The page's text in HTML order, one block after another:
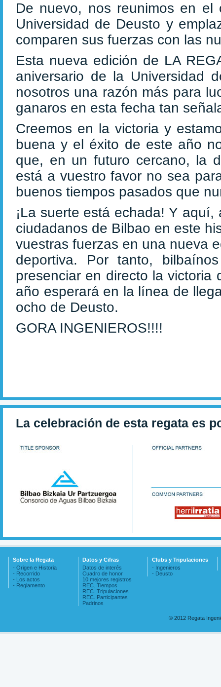
De nuevo, nos reunimos en
Universidad de Deusto y
comparen sus fuerzas con las
Esta nueva edición de LA
aniversario de la Universidad
nosotros una razón más para
ganaros en esta fecha tan
Creemos en la victoria y
buena y el éxito de este año
que, en un futuro cercano, la
está a vuestro favor no sea
buenos tiempos pasados que
¡La suerte está echada! Y
ciudadanos de Bilbao en este
vuestras fuerzas en una nueva
deportiva. Por tanto,
presenciar en directo la victoria
año esperará en la línea de
ocho de Deusto.
GORA INGENIEROS!!!!
La celebración de esta regata es
Sobre la Regata
- Origen e Historia
- Recorrido
- Los actos
- Reglamento
Datos y Cifras
Datos de interés
Cuadro de honor
10 mejores registros
REC. Tiempos
REC. Tripulaciones
REC. Participantes
Padrinos
Clubs y Tripulaciones
- Ingenieros
- Deusto
© 2012 Regata